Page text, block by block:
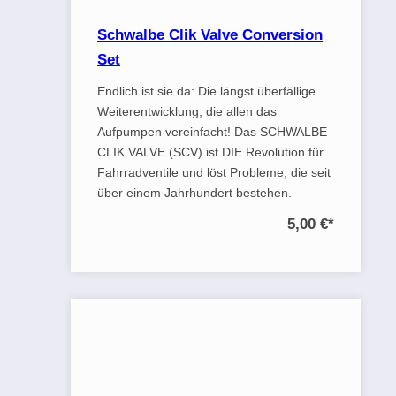
Schwalbe Clik Valve Conversion
Set
Endlich ist sie da: Die längst überfällige
Weiterentwicklung, die allen das
Aufpumpen vereinfacht! Das SCHWALBE
CLIK VALVE (SCV) ist DIE Revolution für
Fahrradventile und löst Probleme, die seit
über einem Jahrhundert bestehen.
5,00 €*